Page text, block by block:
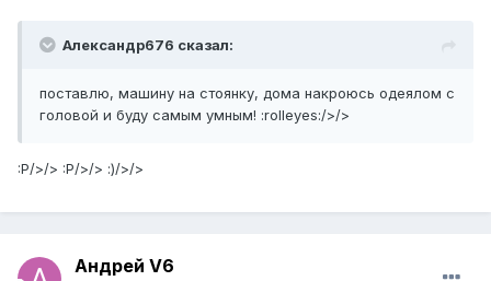
Александр676 сказал:
поставлю, машину на стоянку, дома накроюсь одеялом с
головой и буду самым умным! :rolleyes:/>/>
:P/>/> :P/>/> :)/>/>
Андрей V6